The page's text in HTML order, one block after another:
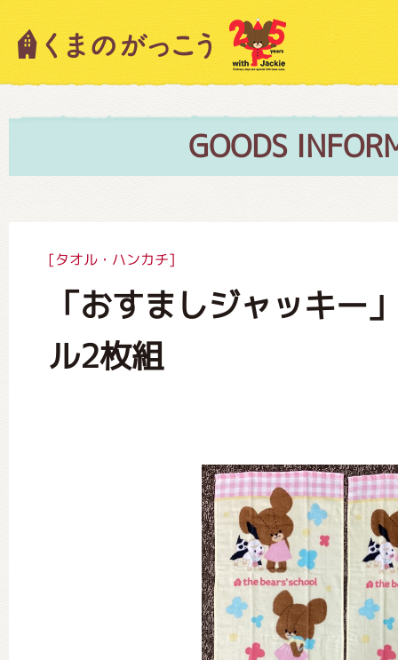
GOODS
[タオル・ハンカチ]
「おすましジャッキ
ル2枚組
キャラクター紹介
絵本・作家紹介
グッズインフォメーション
ミュージカル・コンサート
おたのしみコンテンツ(クイズ・